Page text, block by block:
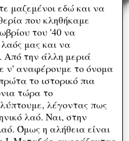
μαζεμένοι εδώ και να
που κληθήκαμε
του '40 να
μας και να
Από την άλλη μεριά
ν' αναφέρουμε το όνομα
το ιστορικό πια
τώρα το
λέγοντας πως
λαό. Ναι, στην
Όμως η αλήθεια είναι